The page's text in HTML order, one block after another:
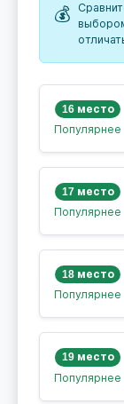
💰
16 место
Популярнее
17 место
Популярнее
18 место
Популярнее
19 место
Популярнее